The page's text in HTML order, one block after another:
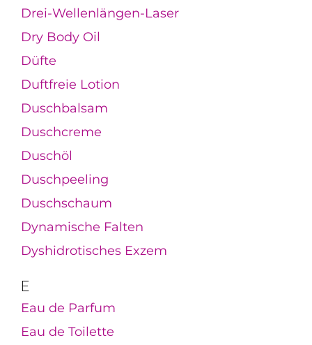
Drei-Wellenlängen-Laser
Dry Body Oil
Düfte
Duftfreie Lotion
Duschbalsam
Duschcreme
Duschöl
Duschpeeling
Duschschaum
Dynamische Falten
Dyshidrotisches Exzem
E
Eau de Parfum
Eau de Toilette